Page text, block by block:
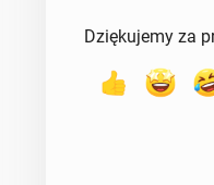
Dziękujemy za